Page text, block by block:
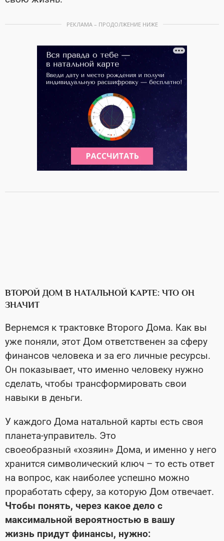
РЕКЛАМА – ПРОДОЛЖЕНИЕ НИЖЕ
ВТОРОЙ ДОМ В НАТАЛЬНОЙ КАРТЕ: ЧТО ОН
ЗНАЧИТ
Вернемся к трактовке Второго Дома. Как вы
уже поняли, этот Дом ответственен за сферу
финансов человека и за его личные ресурсы.
Он показывает, что именно человеку нужно
сделать, чтобы трансформировать свои
навыки в деньги.
У каждого Дома натальной карты есть своя
планета-управитель. Это
своеобразный «хозяин» Дома, и именно у него
хранится символический ключ – то есть ответ
на вопрос, как наиболее успешно можно
проработать сферу, за которую Дом отвечает.
Чтобы понять, через какое дело с
максимальной вероятностью в вашу
жизнь придут финансы, нужно: